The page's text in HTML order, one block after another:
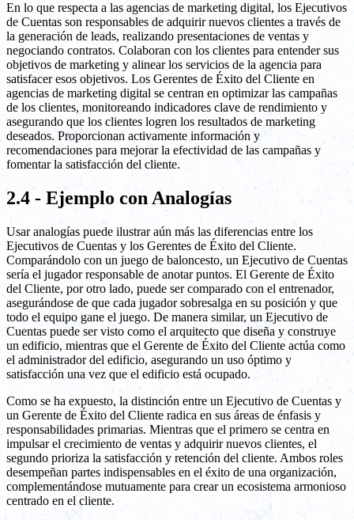
En lo que respecta a las agencias de marketing digital, los Ejecutivos
de Cuentas son responsables de adquirir nuevos clientes a través de
la generación de leads, realizando presentaciones de ventas y
negociando contratos. Colaboran con los clientes para entender sus
objetivos de marketing y alinear los servicios de la agencia para
satisfacer esos objetivos. Los Gerentes de Éxito del Cliente en
agencias de marketing digital se centran en optimizar las campañas
de los clientes, monitoreando indicadores clave de rendimiento y
asegurando que los clientes logren los resultados de marketing
deseados. Proporcionan activamente información y
recomendaciones para mejorar la efectividad de las campañas y
fomentar la satisfacción del cliente.
2.4 - Ejemplo con Analogías
Usar analogías puede ilustrar aún más las diferencias entre los
Ejecutivos de Cuentas y los Gerentes de Éxito del Cliente.
Comparándolo con un juego de baloncesto, un Ejecutivo de Cuentas
sería el jugador responsable de anotar puntos. El Gerente de Éxito
del Cliente, por otro lado, puede ser comparado con el entrenador,
asegurándose de que cada jugador sobresalga en su posición y que
todo el equipo gane el juego. De manera similar, un Ejecutivo de
Cuentas puede ser visto como el arquitecto que diseña y construye
un edificio, mientras que el Gerente de Éxito del Cliente actúa como
el administrador del edificio, asegurando un uso óptimo y
satisfacción una vez que el edificio está ocupado.
Como se ha expuesto, la distinción entre un Ejecutivo de Cuentas y
un Gerente de Éxito del Cliente radica en sus áreas de énfasis y
responsabilidades primarias. Mientras que el primero se centra en
impulsar el crecimiento de ventas y adquirir nuevos clientes, el
segundo prioriza la satisfacción y retención del cliente. Ambos roles
desempeñan partes indispensables en el éxito de una organización,
complementándose mutuamente para crear un ecosistema armonioso
centrado en el cliente.